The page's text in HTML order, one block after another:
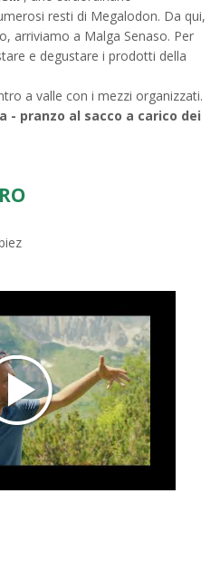
resti di Megalodon. Da qui,
arriviamo a Malga Senaso. Per
e degustare i prodotti della
a valle con i mezzi organizzati.
pranzo al sacco a carico dei